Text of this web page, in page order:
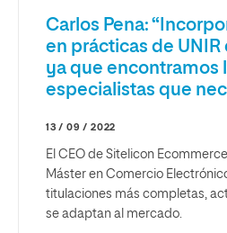
Carlos Pena:
en prácticas de
ya que encontramos
especialistas que
13 / 09 / 2022
El CEO de Sitelicon
Máster en Comercio
titulaciones más completas,
se adaptan al mercado.